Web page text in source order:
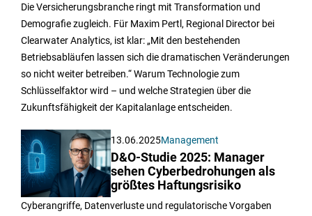
Die Versicherungsbranche ringt mit Transformation und
Demografie zugleich. Für Maxim Pertl, Regional Director bei
Clearwater Analytics, ist klar: „Mit den bestehenden
Betriebsabläufen lassen sich die dramatischen Veränderungen
so nicht weiter betreiben.“ Warum Technologie zum
Schlüsselfaktor wird – und welche Strategien über die
Zukunftsfähigkeit der Kapitalanlage entscheiden.
13.06.2025Management
D&O-Studie 2025: Manager
sehen Cyberbedrohungen als
größtes Haftungsrisiko
Cyberangriffe, Datenverluste und regulatorische Vorgaben